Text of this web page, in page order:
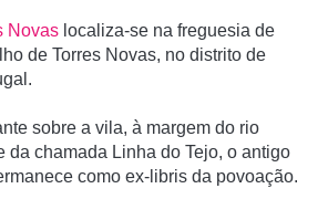
Novas localiza-se na freguesia de
de Torres Novas, no distrito de
sobre a vila, à margem do rio
da chamada Linha do Tejo, o antigo
como ex-libris da povoação.